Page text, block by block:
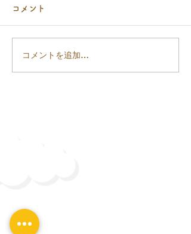
部分的な土間コンクリー
コメント
コメントを追加…